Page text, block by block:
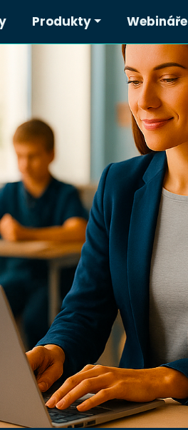
Produkty Webináře